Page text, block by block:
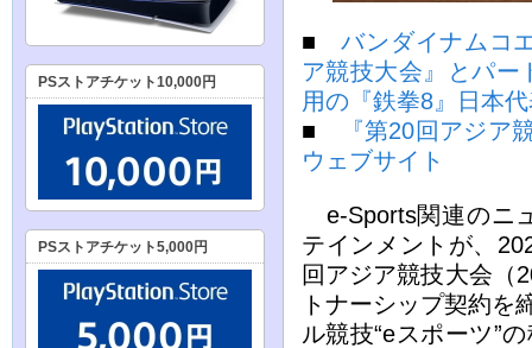
■バンダイナムコ
ア競技大会』とパー
用の『鉄拳8』日本
■
『第20回アジア
ウェブサイト
e-Sports関連のニ
テインメントが、
回アジア競技大会（
トナーシップ契約を
ル競技“eスポーツ”
PSストアチケット10,000円
PSストアチケット5,000円